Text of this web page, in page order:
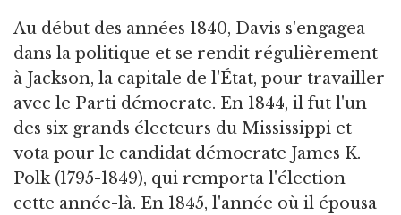
Au début des années 1840, Davis s'engagea
dans la politique et se rendit régulièrement
à Jackson, la capitale de l'État, pour travailler
avec le Parti démocrate. En 1844, il fut l'un
des six grands électeurs du Mississippi et
vota pour le candidat démocrate James K.
Polk (1795-1849), qui remporta l'élection
cette année-là. En 1845, l'année où il épousa